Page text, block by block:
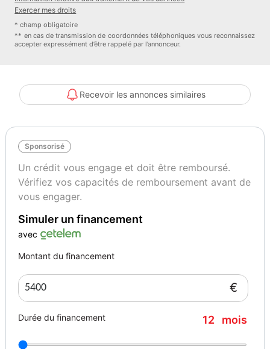
Exercer mes droits
* champ obligatoire
** en cas de transmission de coordonnées téléphoniques vous reconnaissez
accepter expressément d’être rappelé par l’annonceur.
Recevoir les annonces similaires
Sponsorisé
Un crédit vous engage et doit être remboursé.
Vérifiez vos capacités de remboursement avant de
vous engager.
Simuler un financement
avec
Montant du financement
€
Durée du financement 12 mois